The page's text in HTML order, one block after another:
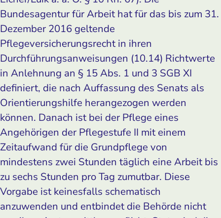
Bundesagentur für Arbeit hat für das bis zum 31.
Dezember 2016 geltende
Pflegeversicherungsrecht in ihren
Durchführungsanweisungen (10.14) Richtwerte
in Anlehnung an § 15 Abs. 1 und 3 SGB XI
definiert, die nach Auffassung des Senats als
Orientierungshilfe herangezogen werden
können. Danach ist bei der Pflege eines
Angehörigen der Pflegestufe II mit einem
Zeitaufwand für die Grundpflege von
mindestens zwei Stunden täglich eine Arbeit bis
zu sechs Stunden pro Tag zumutbar. Diese
Vorgabe ist keinesfalls schematisch
anzuwenden und entbindet die Behörde nicht